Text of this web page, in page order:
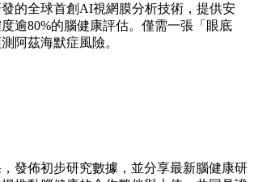
的全球首創AI視網膜分析技術，提供安
逾80%的腦健康評估。僅需一張「眼底
阿茲海默症風險。
發佈初步研究數據，並分享最新腦健康研